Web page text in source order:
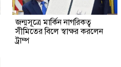
জন্মসূত্রে মার্কিন নাগরিকত্ব
সীমিতের বিলে স্বাক্ষর করলেন
ট্রাম্প